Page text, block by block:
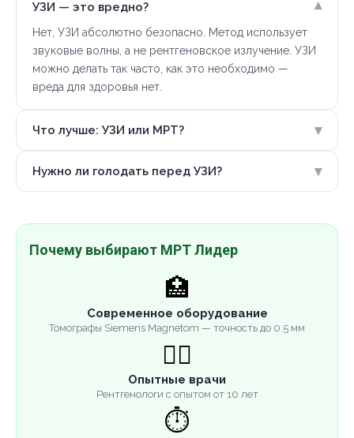
УЗИ — это вредно? ▾
Нет, УЗИ абсолютно безопасно. Метод использует
звуковые волны, а не рентгеновское излучение. УЗИ
можно делать так часто, как это необходимо —
вреда для здоровья нет.
Что лучше: УЗИ или МРТ? ▾
Нужно ли голодать перед УЗИ? ▾
Почему выбирают МРТ Лидер
🏥
Современное оборудование
Томографы Siemens Magnetom — точность до 0.5 мм
👨‍⚕️
Опытные врачи
Рентгенологи с опытом от 10 лет
⏱️